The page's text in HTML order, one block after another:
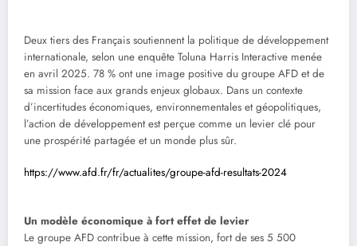
Deux tiers des Français soutiennent la politique de développement
internationale, selon une enquête Toluna Harris Interactive menée
en avril 2025. 78 % ont une image positive du groupe AFD et de
sa mission face aux grands enjeux globaux. Dans un contexte
d’incertitudes économiques, environnementales et géopolitiques,
l’action de développement est perçue comme un levier clé pour
une prospérité partagée et un monde plus sûr.
https://www.afd.fr/fr/actualites/groupe-afd-resultats-2024
Un modèle économique à fort effet de levier
Le groupe AFD contribue à cette mission, fort de ses 5 500